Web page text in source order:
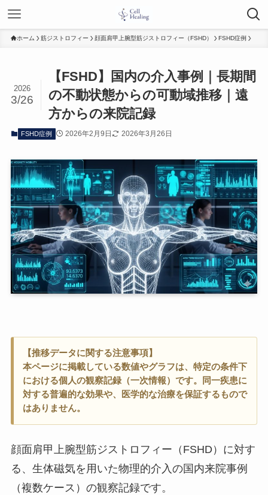
ホーム 筋ジストロフィー 顔面肩甲上腕型筋ジストロフィー（FSHD） FSHD症例
【FSHD】国内の介入事例｜長期間
の不動状態からの可動域推移｜遠
方からの来院記録
2026
3/26
FSHD症例 2026年2月9日 2026年3月26日
【推移データに関する注意事項】
本ページに掲載している数値やグラフは、特定の条件下
における個人の観察記録（一次情報）です。同一疾患に
対する普遍的な効果や、医学的な治療を保証するもので
はありません。
顔面肩甲上腕型筋ジストロフィー（FSHD）に対す
る、生体磁気を用いた物理的介入の国内来院事例
（複数ケース）の観察記録です。